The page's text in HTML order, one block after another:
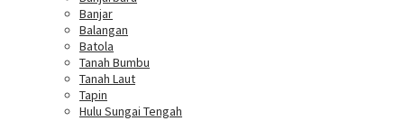
Banjar
Balangan
Batola
Tanah Bumbu
Tanah Laut
Tapin
Hulu Sungai Tengah